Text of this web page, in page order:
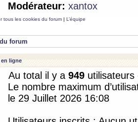
Modérateur: xantox
tous les cookies du forum | L’équipe
forum
ligne
Au total il y a 949
Le nombre maximum
le 29 Juillet 2026 16:08